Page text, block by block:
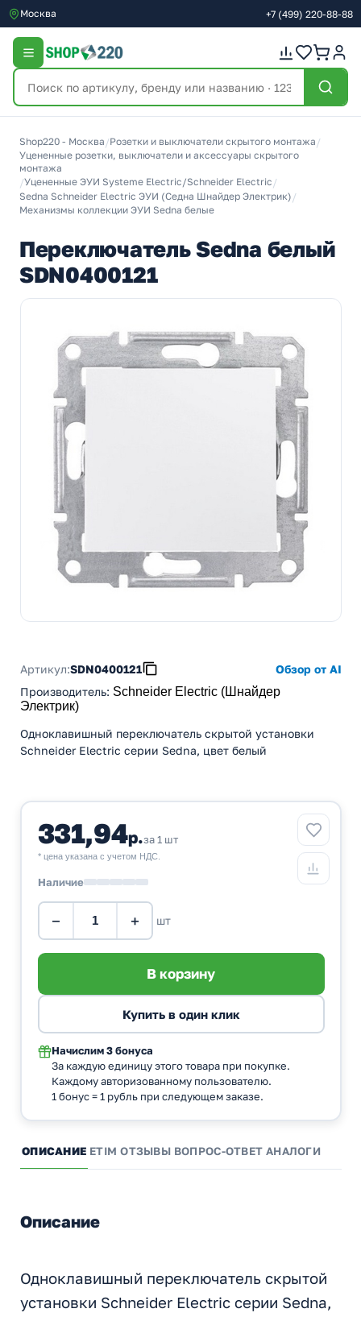
Москва +7 (499) 220-88-88
Shop220 - Москва /Розетки и выключатели скрытого монтажа /
Уцененные розетки, выключатели и аксессуары скрытого
монтажа
/Уцененные ЭУИ Systeme Electric/Schneider Electric /
Sedna Schneider Electric ЭУИ (Седна Шнайдер Электрик) /
Механизмы коллекции ЭУИ Sedna белые
Переключатель Sedna белый
SDN0400121
Артикул:SDN0400121
Обзор от AI
Производитель: Schneider Electric (Шнайдер
Электрик)
Одноклавишный переключатель скрытой установки
Schneider Electric серии Sedna, цвет белый
331,94р.за 1 шт
* цена указана с учетом НДС.
Наличие
− + шт
Начислим 3 бонуса
За каждую единицу этого товара при покупке.
Каждому авторизованному пользователю.
1 бонус = 1 рубль при следующем заказе.
ОПИСАНИЕ ETIM ОТЗЫВЫ ВОПРОС-ОТВЕТ АНАЛОГИ
Описание
Одноклавишный переключатель скрытой
установки Schneider Electric серии Sedna,